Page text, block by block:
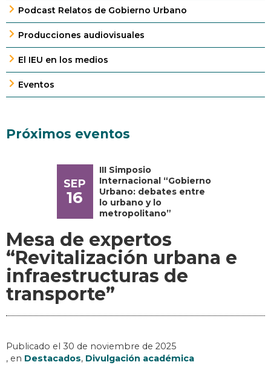
Podcast Relatos de Gobierno Urbano
Producciones audiovisuales
El IEU en los medios
Eventos
Próximos eventos
SEP
16
III Simposio
Internacional “Gobierno
Urbano: debates entre
lo urbano y lo
metropolitano”
Mesa de expertos
“Revitalización urbana e
infraestructuras de
transporte”
Publicado el 30 de noviembre de 2025
, en Destacados, Divulgación académica